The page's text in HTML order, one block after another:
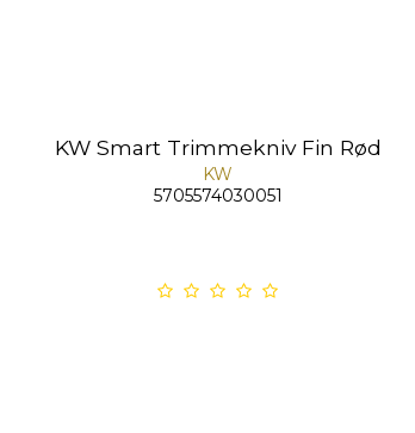
KW Smart Trimmekniv Fin Rød
KW
5705574030051